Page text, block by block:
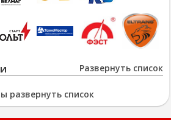
Развернуть список
развернуть список